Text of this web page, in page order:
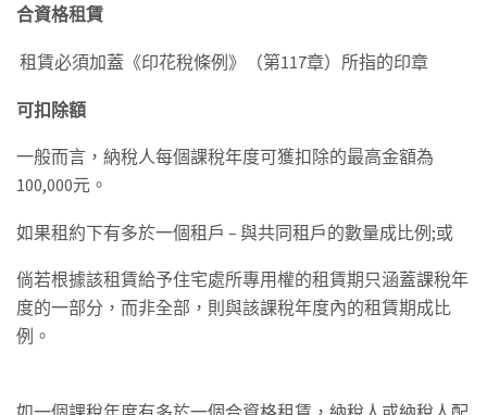
合資格租賃
租賃必須加蓋《印花稅條例》（第117章）所指的印章
可扣除額
一般而言，納稅人每個課稅年度可獲扣除的最高金額為
100,000元。
如果租約下有多於一個租戶 – 與共同租戶的數量成比例;或
倘若根據該租賃給予住宅處所專用權的租賃期只涵蓋課稅年
度的一部分，而非全部，則與該課稅年度內的租賃期成比
例。